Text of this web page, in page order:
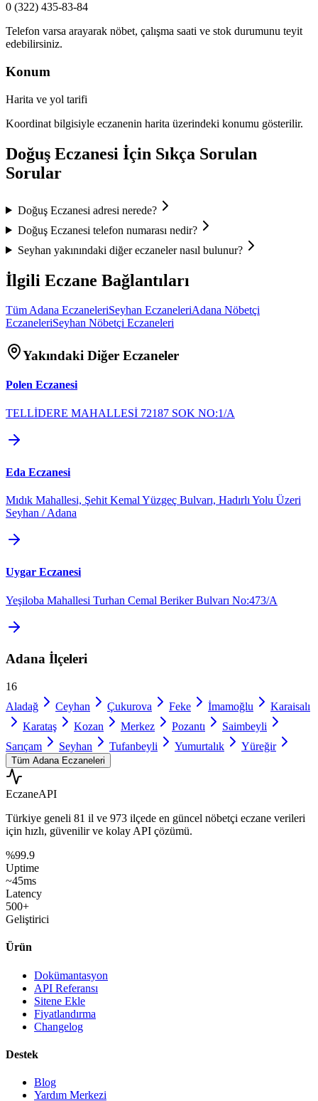
0 (322) 435-83-84
Telefon varsa arayarak nöbet, çalışma saati ve stok durumunu teyit
edebilirsiniz.
Konum
Harita ve yol tarifi
Koordinat bilgisiyle eczanenin harita üzerindeki konumu gösterilir.
Doğuş Eczanesi İçin Sıkça Sorulan
Sorular
Doğuş Eczanesi adresi nerede?
Doğuş Eczanesi telefon numarası nedir?
Seyhan yakınındaki diğer eczaneler nasıl bulunur?
İlgili Eczane Bağlantıları
TümAdana EczaneleriSeyhan EczaneleriAdana Nöbetçi
EczaneleriSeyhan Nöbetçi Eczaneleri
Yakındaki Diğer Eczaneler
Polen Eczanesi
TELLİDERE MAHALLESİ 72187 SOK NO:1/A
Eda Eczanesi
Mıdık Mahallesi, Şehit Kemal Yüzgeç Bulvarı, Hadırlı Yolu Üzeri
Seyhan / Adana
Uygar Eczanesi
Yeşiloba Mahallesi Turhan Cemal Beriker Bulvarı No:473/A
Adana İlçeleri
16
Aladağ
Ceyhan Çukurova Feke İmamoğlu
Karaisalı
Karataş
Kozan Merkez Pozantı
Saimbeyli
Sarıçam
Seyhan Tufanbeyli Yumurtalık Yüreğir
Tüm AdanaEczaneleri
EczaneAPI
Türkiye geneli 81 il ve 973 ilçede en güncel nöbetçi eczane verileri
için hızlı, güvenilir ve kolay API çözümü.
%99.9
Uptime
~45ms
Latency
500+
Geliştirici
Ürün
Dokümantasyon
API Referansı
Sitene Ekle
Fiyatlandırma
Changelog
Destek
Blog
Yardım Merkezi